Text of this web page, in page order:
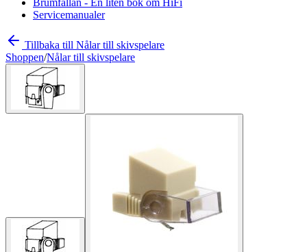
Servicemanualer
Tillbaka till Nålar till skivspelare
Shoppen/Nålar till skivspelare